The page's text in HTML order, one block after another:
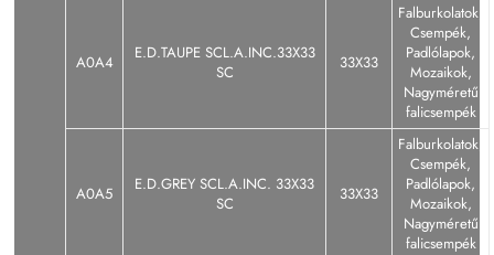
A0A4
E.D.TAUPE SCL.A.INC.33X33
SC
33X33
Falburkolatok,
Csempék,
Padlólapok,
Mozaikok,
Nagyméretű
falicsempék
A0A5
E.D.GREY SCL.A.INC. 33X33
SC
33X33
Falburkolatok,
Csempék,
Padlólapok,
Mozaikok,
Nagyméretű
falicsempék